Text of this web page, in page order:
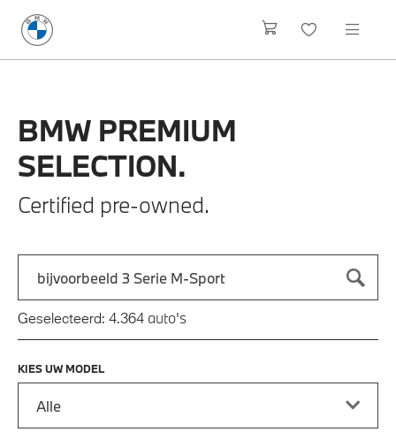
BMW PREMIUM
SELECTION.
Certified pre-owned.
Zoek naar een automodel, bijvoorbeeld 3 Serie M-Sport
Typ een automodel in en druk op enter om te zoeken
Geselecteerd: 4.364 auto's
KIES UW MODEL